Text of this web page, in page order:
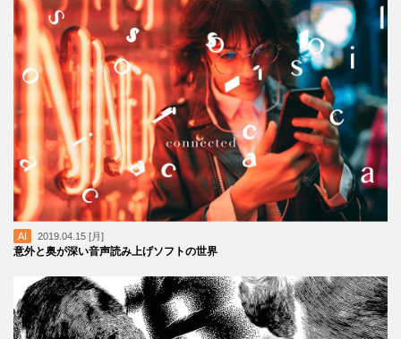
AI 2019.04.15 [月]
意外と奥が深い音声読み上げソフトの世界